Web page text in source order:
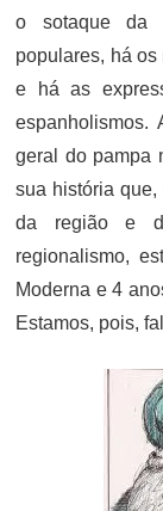
o sotaque da
populares, há
e há as
espanholismos.
geral do pampa
sua história
da região e
regionalismo,
Moderna e 4
Estamos, pois,